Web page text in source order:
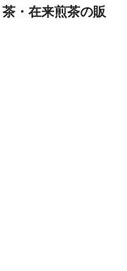
・在来煎茶の販